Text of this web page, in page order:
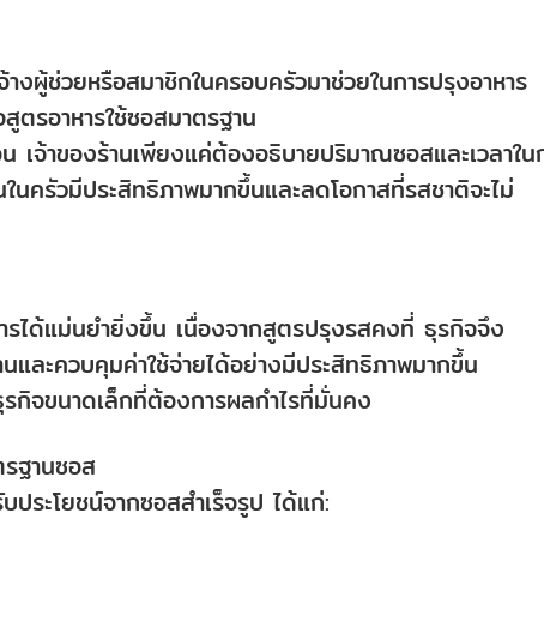
างผู้ช่วยหรือสมาชิกในครอบครัวมาช่วยในการปรุงอาหาร
ตรอาหารใช้ซอสมาตรฐาน
เจ้าของร้านเพียงแค่ต้องอธิบายปริมาณซอสและเวลาใน
นครัวมีประสิทธิภาพมากขึ้นและลดโอกาสที่รสชาติจะไม่
รได้แม่นยำยิ่งขึ้น เนื่องจากสูตรปรุงรสคงที่ ธุรกิจจึง
ละควบคุมค่าใช้จ่ายได้อย่างมีประสิทธิภาพมากขึ้น
กิจขนาดเล็กที่ต้องการผลกำไรที่มั่นคง
ฐานซอส
ระโยชน์จากซอสสำเร็จรูป ได้แก่: